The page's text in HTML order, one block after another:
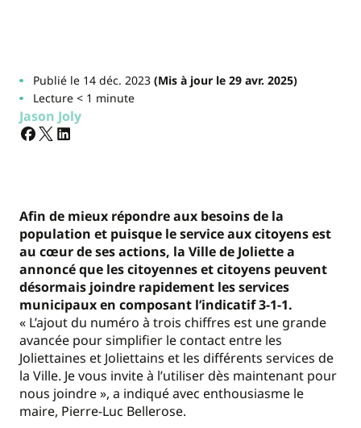
Publié le 14 déc. 2023(Mis à jour le 29 avr. 2025)
Lecture < 1 minute
Jason Joly
Afin de mieux répondre aux besoins de la
population et puisque le service aux citoyens est
au cœur de ses actions, la Ville de Joliette a
annoncé que les citoyennes et citoyens peuvent
désormais joindre rapidement les services
municipaux en composant l’indicatif 3-1-1.
« L’ajout du numéro à trois chiffres est une grande
avancée pour simplifier le contact entre les
Joliettaines et Joliettains et les différents services de
la Ville. Je vous invite à l’utiliser dès maintenant pour
nous joindre », a indiqué avec enthousiasme le
maire, Pierre-Luc Bellerose.